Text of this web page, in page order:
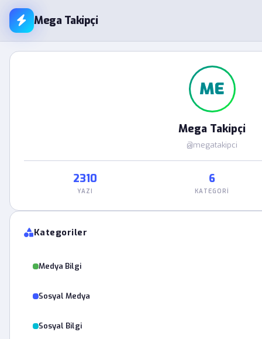
Mega Takipçi
ME
Mega Takipçi
@megatakipci
2310
YAZI
6
KATEGORI
Kategoriler
Medya Bilgi
Sosyal Medya
Sosyal Bilgi